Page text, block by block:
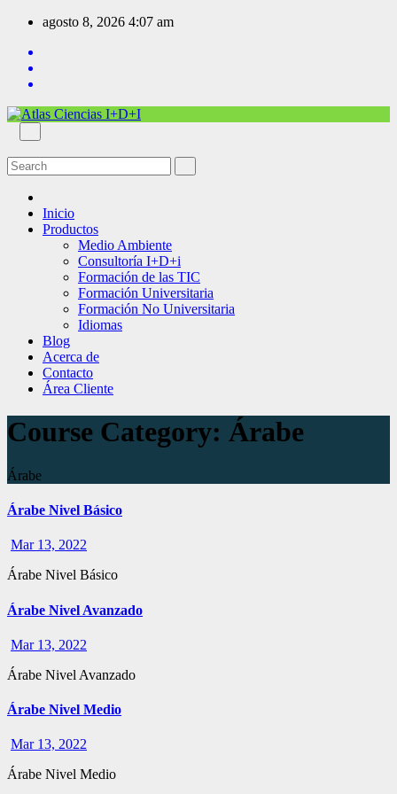
agosto 8, 2026 4:07 am
Inicio
Productos
Medio Ambiente
Consultoría I+D+i
Formación de las TIC
Formación Universitaria
Formación No Universitaria
Idiomas
Blog
Acerca de
Contacto
Área Cliente
Course Category: Árabe
Árabe
Árabe Nivel Básico
Mar 13, 2022
Árabe Nivel Básico
Árabe Nivel Avanzado
Mar 13, 2022
Árabe Nivel Avanzado
Árabe Nivel Medio
Mar 13, 2022
Árabe Nivel Medio